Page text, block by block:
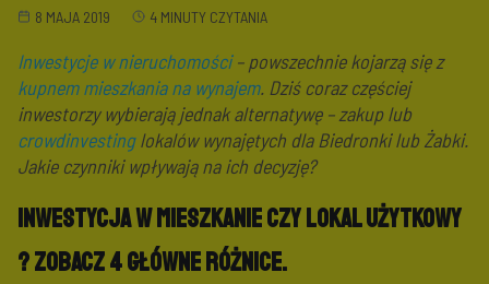
8 MAJA 2019 4 MINUTY CZYTANIA
Inwestycje w nieruchomości– powszechnie kojarzą się z
kupnem mieszkania na wynajem. Dziś coraz częściej
inwestorzy wybierają jednak alternatywę – zakup lub
crowdinvestinglokalów wynajętych dla Biedronki lub Żabki.
Jakie czynniki wpływają na ich decyzję?
Inwestycja w mieszkanie czy lokal użytkowy
? Zobacz 4 główne różnice.